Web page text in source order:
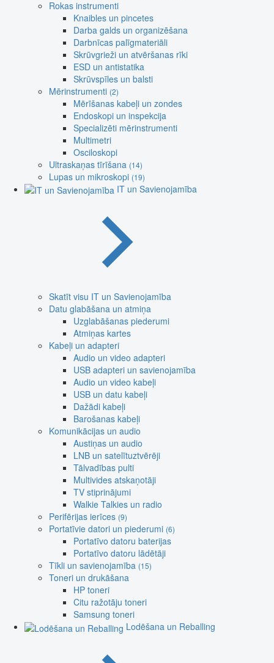
Rokas instrumenti
Knaibles un pincetes
Darba galds un organizēšana
Darbnīcas palīgmateriāli
Skrūvgrieži un atvēršanas rīki
ESD un antistatika
Skrūvspīles un balsti
Mērinstrumenti (2)
Mērīšanas kabeļi un zondes
Endoskopi un inspekcija
Specializēti mērinstrumenti
Multimetri
Osciloskopi
Ultraskaņas tīrīšana (14)
Lupas un mikroskopi (19)
IT un Savienojamība
Skatīt visu IT un Savienojamība
Datu glabāšana un atmiņa
Uzglabāšanas piederumi
Atmiņas kartes
Kabeļi un adapteri
Audio un video adapteri
USB adapteri un savienojamība
Audio un video kabeļi
USB un datu kabeļi
Dažādi kabeļi
Barošanas kabeļi
Komunikācijas un audio
Austiņas un audio
LNB un satelītuztvērēji
Tālvadības pulti
Multivides atskaņotāji
TV stiprinājumi
Walkie Talkies un radio
Perifērijas ierīces (9)
Portatīvie datori un piederumi (6)
Portatīvo datoru baterijas
Portatīvo datoru lādētāji
Tīkli un savienojamība (15)
Toneri un drukāšana
HP toneri
Citu ražotāju toneri
Samsung toneri
Lodēšana un Reballing